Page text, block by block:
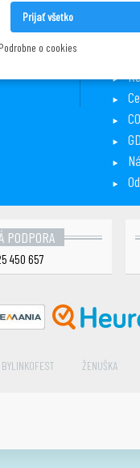
101 00 PRAHA
PODPORA
450 657
BYLINKOFEST ŽENUŠKA
Prijať všetko
o cookies